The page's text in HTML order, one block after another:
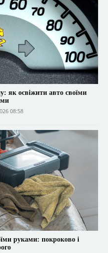
як освіжити авто своїми
08:58
руками: покроково і